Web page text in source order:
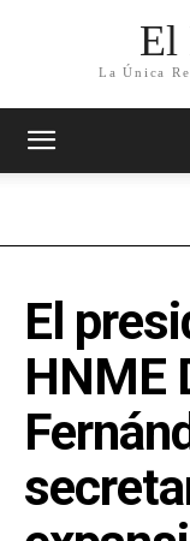
El
La Única
El
HNME